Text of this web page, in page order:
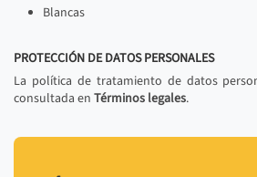
Blancas
PROTECCIÓN DE DATOS PERSONALES
La política de tratamiento de datos
consultada en Términos legales.